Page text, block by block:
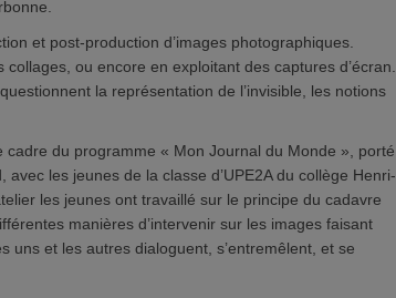
et post-production d’images photographiques.
ou encore en exploitant des captures d’écran.
la représentation de l’invisible, les notions
cadre du programme « Mon Journal du Monde », porté
les jeunes de la classe d’UPE2A du collège Henri-
les jeunes ont travaillé sur le principe du cadavre
manières d’intervenir sur les images faisant
uns et les autres dialoguent, s’entremêlent, et se